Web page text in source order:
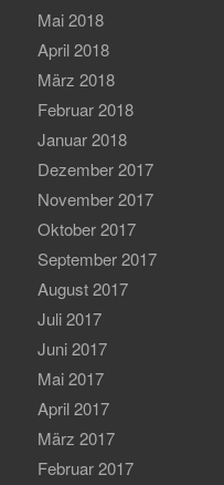
Mai 2018
April 2018
März 2018
Februar 2018
Januar 2018
Dezember 2017
November 2017
Oktober 2017
September 2017
August 2017
Juli 2017
Juni 2017
Mai 2017
April 2017
März 2017
Februar 2017